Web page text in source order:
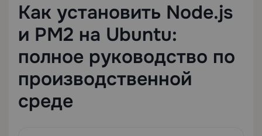
Как установить Node.js
и PM2 на Ubuntu:
полное руководство по
производственной
среде